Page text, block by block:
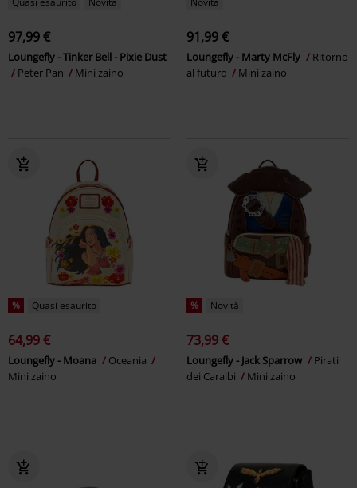
97,99 €
Loungefly - Tinker Bell - Pixie Dust
Peter Pan
Mini zaino
91,99 €
Loungefly - Marty McFly
Ritorno
al futuro
Mini zaino
% Quasi esaurito
64,99 €
Loungefly - Moana
Oceania
Mini zaino
% Novità
73,99 €
Loungefly - Jack Sparrow
Pirati
dei Caraibi
Mini zaino